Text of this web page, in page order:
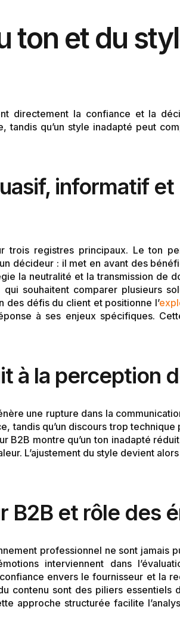
ton et du
directement la confiance et la
qu’un style inadapté peut
informatif et
trois registres principaux. Le ton
décideur : il met en avant des
la neutralité et la transmission de
souhaitent comparer plusieurs
des défis du client et positionne l’
à ses enjeux spécifiques.
à la perception
une rupture dans la
tandis qu’un discours trop technique
B2B montre qu’un ton inadapté
L’ajustement du style devient
B2B et rôle des
professionnel ne sont jamais
interviennent dans
envers le fournisseur et la
contenu sont des piliers essentiels
approche structurée facilite